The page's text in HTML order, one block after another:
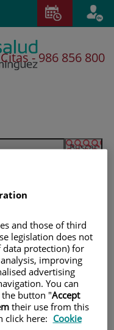
Citas - 986 856 800
and those of third
legislation does not
data protection) for
improving
advertising
You can
the button "Accept
their use from this
click here: Cookie